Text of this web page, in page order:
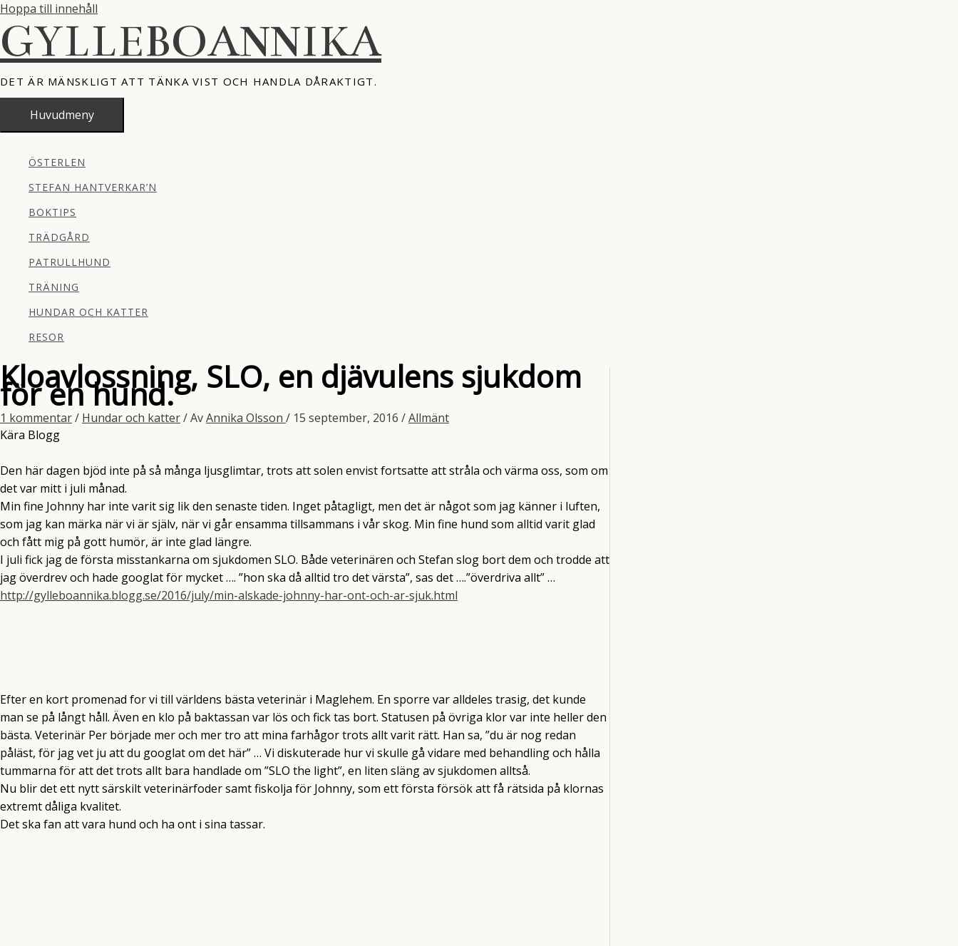
Hoppa till innehåll
GYLLEBOANNIKA
DET ÄR MÄNSKLIGT ATT TÄNKA VIST OCH HANDLA DÅRAKTIGT.
Huvudmeny
ÖSTERLEN
STEFAN HANTVERKAR’N
BOKTIPS
TRÄDGÅRD
PATRULLHUND
TRÄNING
HUNDAR OCH KATTER
RESOR
Kloavlossning, SLO, en djävulens sjukdom
för en hund.
1 kommentar/ Hundar och katter/ AvAnnika Olsson / 15 september, 2016 /Allmänt
Kära Blogg
Den här dagen bjöd inte på så många ljusglimtar, trots att solen envist fortsatte att stråla och värma oss, som om
det var mitt i juli månad.
Min fine Johnny har inte varit sig lik den senaste tiden. Inget påtagligt, men det är något som jag känner i luften,
som jag kan märka när vi är själv, när vi går ensamma tillsammans i vår skog. Min fine hund som alltid varit glad
och fått mig på gott humör, är inte glad längre.
I juli fick jag de första misstankarna om sjukdomen SLO. Både veterinären och Stefan slog bort dem och trodde att
jag överdrev och hade googlat för mycket …. ”hon ska då alltid tro det värsta”, sas det ….”överdriva allt” …
http://gylleboannika.blogg.se/2016/july/min-alskade-johnny-har-ont-och-ar-sjuk.html
Efter en kort promenad for vi till världens bästa veterinär i Maglehem. En sporre var alldeles trasig, det kunde
man se på långt håll. Även en klo på baktassan var lös och fick tas bort. Statusen på övriga klor var inte heller den
bästa. Veterinär Per började mer och mer tro att mina farhågor trots allt varit rätt. Han sa, ”du är nog redan
påläst, för jag vet ju att du googlat om det här” … Vi diskuterade hur vi skulle gå vidare med behandling och hålla
tummarna för att det trots allt bara handlade om ”SLO the light”, en liten släng av sjukdomen alltså.
Nu blir det ett nytt särskilt veterinärfoder samt fiskolja för Johnny, som ett första försök att få rätsida på klornas
extremt dåliga kvalitet.
Det ska fan att vara hund och ha ont i sina tassar.